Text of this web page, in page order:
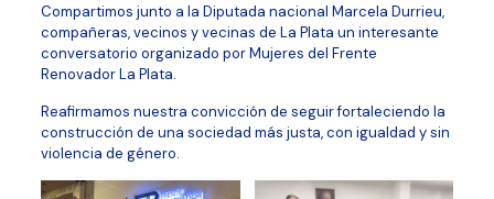
Compartimos junto a la Diputada nacional Marcela Durrieu,
compañeras, vecinos y vecinas de La Plata un interesante
conversatorio organizado por Mujeres del Frente
Renovador La Plata.
Reafirmamos nuestra convicción de seguir fortaleciendo la
construcción de una sociedad más justa, con igualdad y sin
violencia de género.